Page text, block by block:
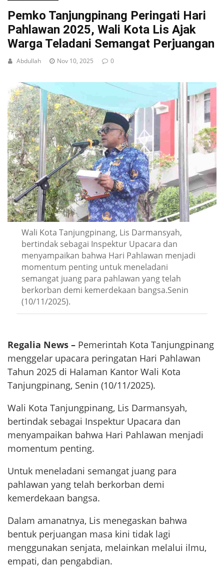
Pemko Tanjungpinang Peringati Hari
Pahlawan 2025, Wali Kota Lis Ajak
Warga Teladani Semangat Perjuangan
Abdullah Nov 10, 2025 0
Wali Kota Tanjungpinang, Lis Darmansyah,
bertindak sebagai Inspektur Upacara dan
menyampaikan bahwa Hari Pahlawan menjadi
momentum penting untuk meneladani
semangat juang para pahlawan yang telah
berkorban demi kemerdekaan bangsa.Senin
(10/11/2025).
Regalia News – Pemerintah Kota Tanjungpinang
menggelar upacara peringatan Hari Pahlawan
Tahun 2025 di Halaman Kantor Wali Kota
Tanjungpinang, Senin (10/11/2025).
Wali Kota Tanjungpinang, Lis Darmansyah,
bertindak sebagai Inspektur Upacara dan
menyampaikan bahwa Hari Pahlawan menjadi
momentum penting.
Untuk meneladani semangat juang para
pahlawan yang telah berkorban demi
kemerdekaan bangsa.
Dalam amanatnya, Lis menegaskan bahwa
bentuk perjuangan masa kini tidak lagi
menggunakan senjata, melainkan melalui ilmu,
empati, dan pengabdian.